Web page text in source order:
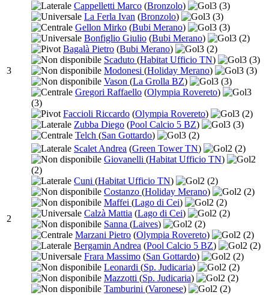
3
Cappelletti Marco (Bronzolo) 3 (3)
La Ferla Ivan (Bronzolo) 3 (3)
Gellon Mirko (Bubi Merano) 3 (3)
Bonfiglio Giulio (Bubi Merano) 3 (2)
Bagalà Pietro (Bubi Merano) 3 (2)
Scaduto (Habitat Ufficio TN) 3 (3)
Modonesi (Holiday Merano) 3 (3)
Vason (La Grolla BZ) 3 (3)
Gregori Raffaello (Olympia Rovereto)
3
(3)
Faccioli Riccardo (Olympia Rovereto) 3 (2)
Zubba Diego (Pool Calcio 5 BZ) 3 (3)
Telch (San Gottardo) 3 (2)
2
Scalet Andrea (Green Tower TN) 2 (2)
Giovanelli (Habitat Ufficio TN)
2
(2)
Cuni (Habitat Ufficio TN) 2 (2)
Costanzo (Holiday Merano) 2 (2)
Maffei (Lago di Cei) 2 (2)
Calzà Mattia (Lago di Cei) 2 (2)
Sanna (Laives) 2 (2)
Marzani Pietro (Olympia Rovereto) 2 (2)
Bergamin Andrea (Pool Calcio 5 BZ) 2 (2)
Frara Massimo (San Gottardo) 2 (2)
Leonardi (Sp. Judicaria) 2 (2)
Mazzotti (Sp. Judicaria) 2 (2)
Tamburini (Varonese) 2 (2)